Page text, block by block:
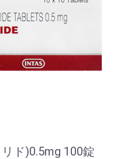
ド)0.5mg 100錠